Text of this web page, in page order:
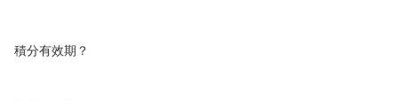
積分有效期？